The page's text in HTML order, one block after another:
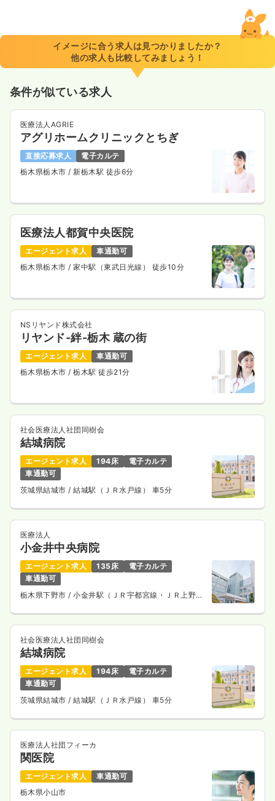
イメージに合う求人は見つかりましたか？
他の求人も比較してみましょう！
条件が似ている求人
医療法人AGRIE
アグリホームクリニックとちぎ
直接応募求人
電子カルテ
栃木県栃木市/ 新栃木駅 徒歩6分
医療法人都賀中央医院
エージェント求人
車通勤可
栃木県栃木市/ 家中駅（東武日光線） 徒歩10分
NSリヤンド株式会社
リヤンド-絆-栃木 蔵の街
エージェント求人
車通勤可
栃木県栃木市/ 栃木駅 徒歩21分
社会医療法人社団同樹会
結城病院
エージェント求人 194床
電子カルテ
車通勤可
茨城県結城市 / 結城駅（ＪＲ水戸線） 車5分
医療法人
小金井中央病院
エージェント求人 135床
電子カルテ
車通勤可
栃木県下野市 / 小金井駅（ＪＲ宇都宮線・ＪＲ上野東
社会医療法人社団同樹会
結城病院
エージェント求人 194床
電子カルテ
車通勤可
茨城県結城市 / 結城駅（ＪＲ水戸線） 車5分
医療法人社団フィーカ
関医院
エージェント求人
車通勤可
栃木県小山市